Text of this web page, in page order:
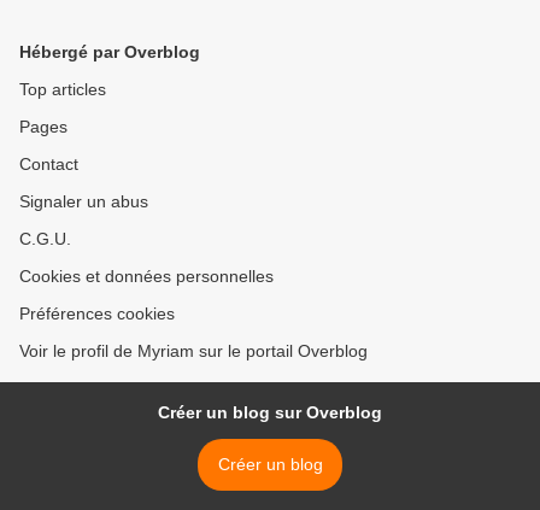
Hébergé par Overblog
Top articles
Pages
Contact
Signaler un abus
C.G.U.
Cookies et données personnelles
Préférences cookies
Voir le profil de Myriam sur le portail Overblog
Créer un blog sur Overblog
Créer un blog